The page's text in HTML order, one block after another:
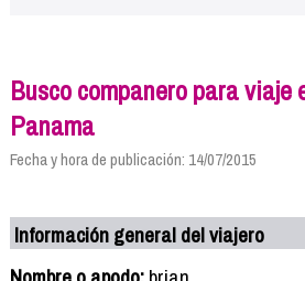
Busco companero para viaje
Panama
Fecha y hora de publicación: 14/07/2015
Información general del viajero